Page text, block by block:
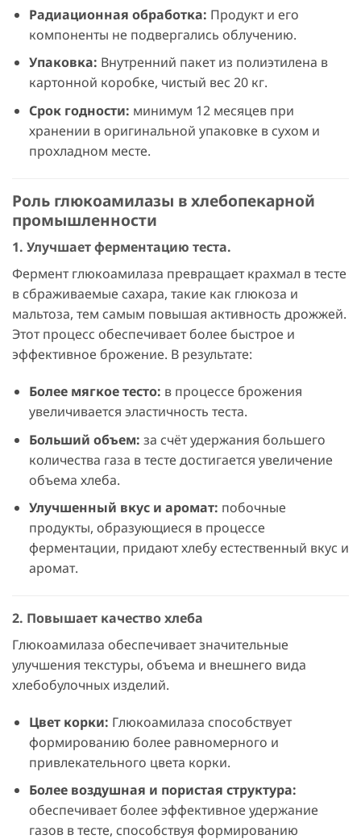
Радиационная обработка: Продукт и его
компоненты не подвергались облучению.
Упаковка: Внутренний пакет из полиэтилена в
картонной коробке, чистый вес 20 кг.
Срок годности: минимум 12 месяцев при
хранении в оригинальной упаковке в сухом и
прохладном месте.
Роль глюкоамилазы в хлебопекарной
промышленности
1. Улучшает ферментацию теста.
Фермент глюкоамилаза превращает крахмал в тесте
в сбраживаемые сахара, такие как глюкоза и
мальтоза, тем самым повышая активность дрожжей.
Этот процесс обеспечивает более быстрое и
эффективное брожение. В результате:
Более мягкое тесто: в процессе брожения
увеличивается эластичность теста.
Больший объем: за счёт удержания большего
количества газа в тесте достигается увеличение
объема хлеба.
Улучшенный вкус и аромат: побочные
продукты, образующиеся в процессе
ферментации, придают хлебу естественный вкус и
аромат.
2. Повышает качество хлеба
Глюкоамилаза обеспечивает значительные
улучшения текстуры, объема и внешнего вида
хлебобулочных изделий.
Цвет корки: Глюкоамилаза способствует
формированию более равномерного и
привлекательного цвета корки.
Более воздушная и пористая структура:
обеспечивает более эффективное удержание
газов в тесте, способствуя формированию